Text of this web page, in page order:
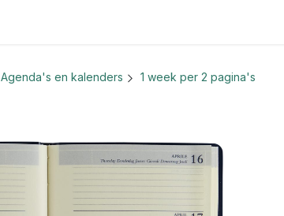
Agenda's en kalenders 1 week per 2 pagina's